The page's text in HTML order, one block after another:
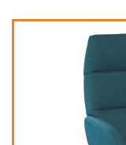
décoration